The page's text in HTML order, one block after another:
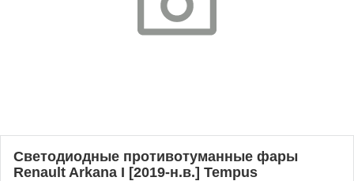
Светодиодные противотуманные фары
Renault Arkana I [2019-н.в.] Tempus